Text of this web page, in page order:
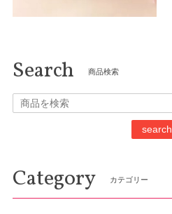
Search 商品検索
search
Category カテゴリー